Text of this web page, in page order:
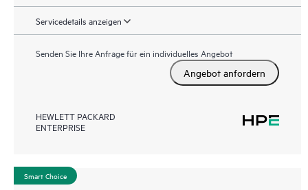
Servicedetails anzeigen
Senden Sie Ihre Anfrage für ein individuelles Angebot
Angebot anfordern
HEWLETT PACKARD
ENTERPRISE
Smart Choice